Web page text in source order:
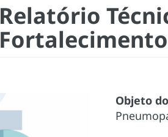
Relatório
Objeto